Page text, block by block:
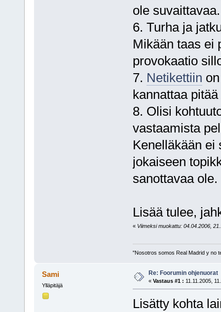
ole suvaittavaa.
6. Turha ja
Mikään taas ei
provokaatio
7. Netikettiin
kannattaa
8. Olisi
vastaamista
Kenelläkään ei
jokaiseen
sanottavaa ole.
Lisää tulee,
« Viimeksi muokattu: 04.04.2006,
"Nosotros somos Real Madrid y no
Sami
Ylläpitäjä
Re: Foorumin ohjenuorat
« Vastaus #1 : 11.11.2005,
Lisätty kohta